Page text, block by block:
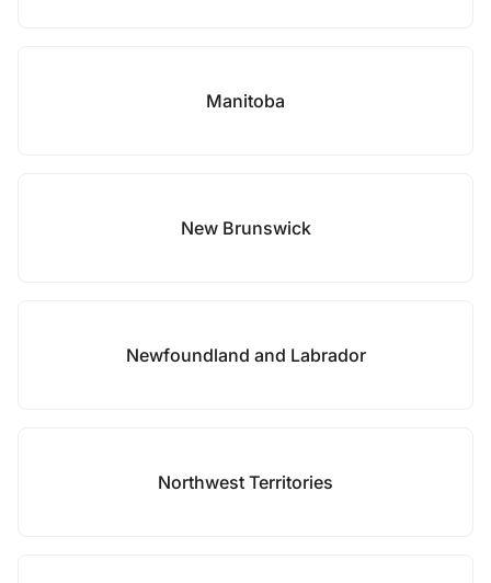
Manitoba
New Brunswick
Newfoundland and Labrador
Northwest Territories